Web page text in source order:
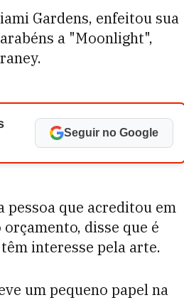
Gardens, enfeitou sua
a "Moonlight",
Seguir no Google
pessoa que acreditou em
disse que é
interesse pela arte.
um pequeno papel na